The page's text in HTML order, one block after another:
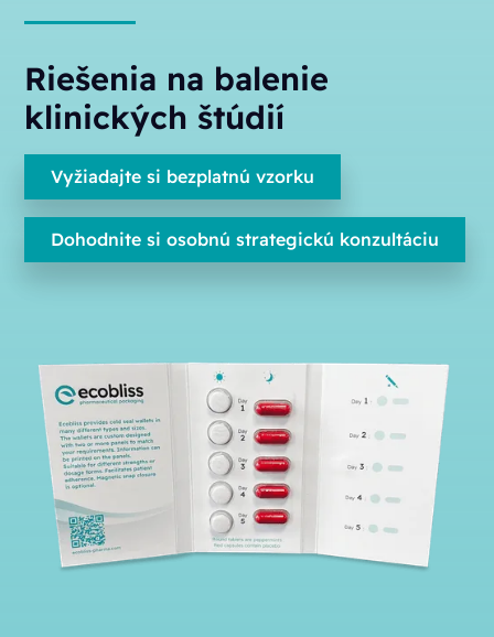
Riešenia na balenie
klinických štúdií
Vyžiadajte si bezplatnú vzorku
Dohodnite si osobnú strategickú konzultáciu